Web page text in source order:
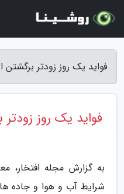
فواید یک روز زودتر
فواید یک روز
به گزارش مجله افتخار،
شرایط آب و هوا و جاده